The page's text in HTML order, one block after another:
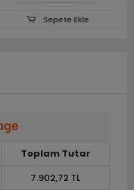
Sepete Ekle
Toplam Tutar
7.902,72 TL